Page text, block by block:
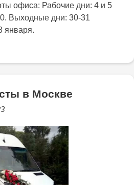
офиса: Рабочие дни: 4 и 5
Выходные дни: 30-31
января.
в Москве